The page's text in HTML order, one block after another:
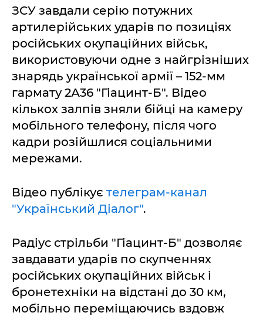
ЗСУ завдали серію потужних
артилерійських ударів по позиціях
російських окупаційних військ,
використовуючи одне з найгрізніших
знарядь української армії – 152-мм
гармату 2А36 "Гіацинт-Б". Відео
кількох залпів зняли бійці на камеру
мобільного телефону, після чого
кадри розійшлися соціальними
мережами.
Відео публікує телеграм-канал
"Український Діалог".
Радіус стрільби "Гіацинт-Б" дозволяє
завдавати ударів по скупченнях
російських окупаційних військ і
бронетехніки на відстані до 30 км,
мобільно переміщаючись вздовж